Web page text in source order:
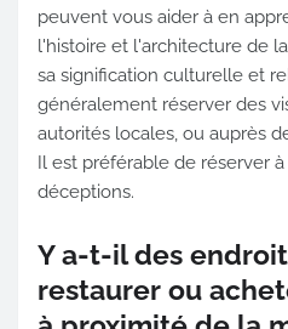
peuvent vous aider à en
l'histoire et l'architecture de
sa signification culturelle et
généralement réserver des
autorités locales, ou auprès
Il est préférable de réserver
déceptions.
Y a-t-il des
restaurer ou